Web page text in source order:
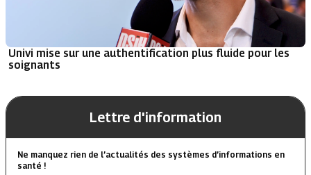
Univi mise sur une authentification plus fluide pour les
soignants
Lettre d'information
Ne manquez rien de l’actualités des systèmes d’informations en
santé !